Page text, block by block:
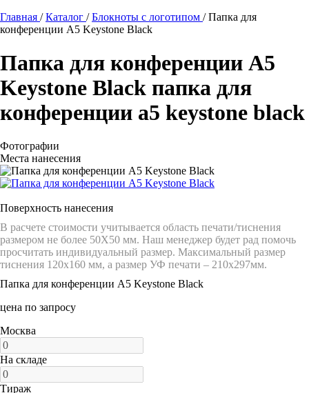
Главная / Каталог / Блокноты с логотипом / Папка для
конференции А5 Keystone Black
Папка для конференции А5
Keystone Black папка для
конференции а5 keystone black
Фотографии
Места нанесения
Поверхность нанесения
В расчете стоимости учитывается область печати/тиснения
размером не более 50Х50 мм. Наш менеджер будет рад помочь
просчитать индивидуальный размер. Максимальный размер
тиснения 120х160 мм, а размер УФ печати – 210х297мм.
Папка для конференции А5 Keystone Black
цена по запросу
Москва
На складе
Тираж